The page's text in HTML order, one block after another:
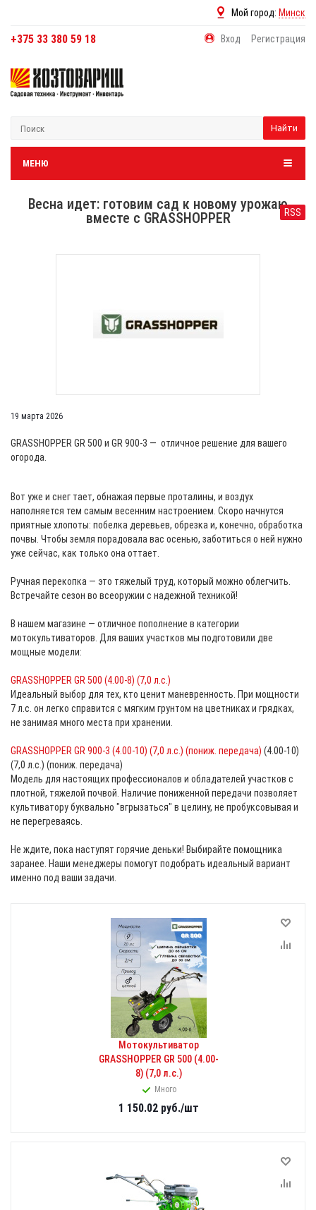
Мой город: Минск
+375 33 380 59 18 Вход Регистрация
Найти
МЕНЮ
Весна идет: готовим сад к новому урожаю
вместе с GRASSHOPPER
RSS
19 марта 2026
GRASSHOPPER GR 500 и GR 900-3 — отличное решение для вашего
огорода.
Вот уже и снег тает, обнажая первые проталины, и воздух
наполняется тем самым весенним настроением. Скоро начнутся
приятные хлопоты: побелка деревьев, обрезка и, конечно, обработка
почвы. Чтобы земля порадовала вас осенью, заботиться о ней нужно
уже сейчас, как только она оттает.
Ручная перекопка — это тяжелый труд, который можно облегчить.
Встречайте сезон во всеоружии с надежной техникой!
В нашем магазине — отличное пополнение в категории
мотокультиваторов. Для ваших участков мы подготовили две
мощные модели:
GRASSHOPPER GR 500 (4.00-8) (7,0 л.с.)
Идеальный выбор для тех, кто ценит маневренность. При мощности
7 л.с. он легко справится с мягким грунтом на цветниках и грядках,
не занимая много места при хранении.
GRASSHOPPER GR 900-3 (4.00-10) (7,0 л.с.) (пониж. передача) (4.00-10)
(7,0 л.с.) (пониж. передача)
Модель для настоящих профессионалов и обладателей участков с
плотной, тяжелой почвой. Наличие пониженной передачи позволяет
культиватору буквально "вгрызаться" в целину, не пробуксовывая и
не перегреваясь.
Не ждите, пока наступят горячие деньки! Выбирайте помощника
заранее. Наши менеджеры помогут подобрать идеальный вариант
именно под ваши задачи.
Мотокультиватор
GRASSHOPPER GR 500 (4.00-
8) (7,0 л.с.)
Много
1 150.02руб./шт